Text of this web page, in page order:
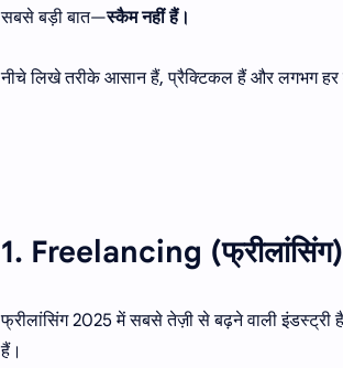
सबसे बड़ी बात—स्कैम नहीं हैं।
नीचे लिखे तरीके आसान हैं, प्रैक्टिकल हैं और लगभग हर
1. Freelancing (फ्रीलांसिंग)
फ्रीलांसिंग 2025 में सबसे तेज़ी से बढ़ने वाली
हैं।